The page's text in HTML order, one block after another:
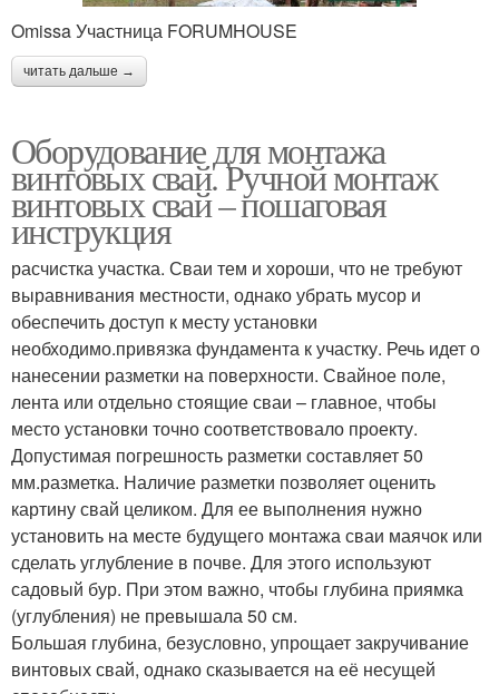
Omissa Участница FORUMHOUSE
читать дальше →
Оборудование для монтажа
винтовых свай. Ручной монтаж
винтовых свай – пошаговая
инструкция
расчистка участка. Сваи тем и хороши, что не требуют
выравнивания местности, однако убрать мусор и
обеспечить доступ к месту установки
необходимо.привязка фундамента к участку. Речь идет о
нанесении разметки на поверхности. Свайное поле,
лента или отдельно стоящие сваи – главное, чтобы
место установки точно соответствовало проекту.
Допустимая погрешность разметки составляет 50
мм.разметка. Наличие разметки позволяет оценить
картину свай целиком. Для ее выполнения нужно
установить на месте будущего монтажа сваи маячок или
сделать углубление в почве. Для этого используют
садовый бур. При этом важно, чтобы глубина приямка
(углубления) не превышала 50 см.
Большая глубина, безусловно, упрощает закручивание
винтовых свай, однако сказывается на её несущей